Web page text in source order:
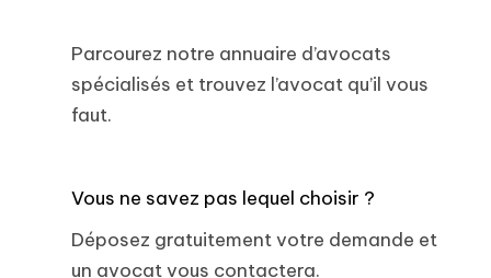
Parcourez notre annuaire d’avocats
spécialisés et trouvez l’avocat qu’il vous
faut.
Vous ne savez pas lequel choisir ?
Déposez gratuitement votre demande et
un avocat vous contactera.